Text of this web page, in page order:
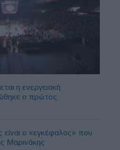
η ενεργειακή
ο πρώτος
ο «εγκέφαλος» που
Μαρινάκης